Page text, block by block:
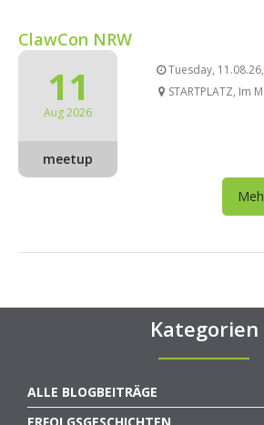
ClawCon NRW
11
Aug 2026
meetup
Tuesday,
STARTPLATZ, Im
Kategorien
ALLE BLOGBEITRÄGE